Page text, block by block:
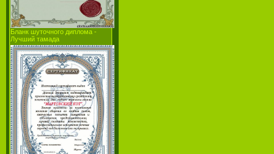
Бланк шуточного диплома -
Лучший тамада